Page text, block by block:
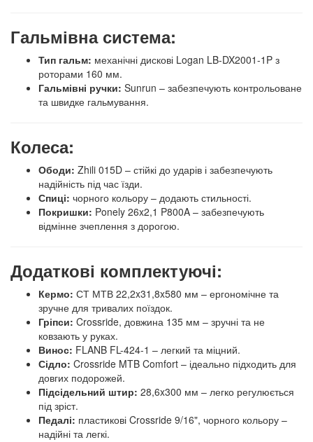
Гальмівна система:
Тип гальм: механічні дискові Logan LB-DX2001-1P з
роторами 160 мм.
Гальмівні ручки: Sunrun – забезпечують контрольоване
та швидке гальмування.
Колеса:
Ободи: Zhili 015D – стійкі до ударів і забезпечують
надійність під час їзди.
Спиці: чорного кольору – додають стильності.
Покришки: Ponely 26x2,1 P800A – забезпечують
відмінне зчеплення з дорогою.
Додаткові комплектуючі:
Кермо: СТ МТВ 22,2x31,8x580 мм – ергономічне та
зручне для тривалих поїздок.
Гріпси: Crossride, довжина 135 мм – зручні та не
ковзають у руках.
Винос: FLANB FL-424-1 – легкий та міцний.
Сідло: Crossride MTB Comfort – ідеально підходить для
довгих подорожей.
Підсідельний штир: 28,6x300 мм – легко регулюється
під зріст.
Педалі: пластикові Crossride 9/16", чорного кольору –
надійні та легкі.